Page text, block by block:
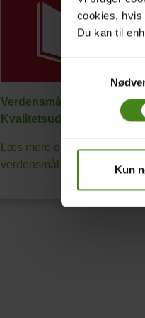
cookies,
Du kan til
Samtykkevalg
Kun
Verdensmål 4:
Kvalitetsuddannelse
Læs mere om FN's
verdensmål.